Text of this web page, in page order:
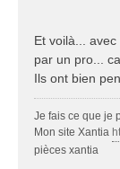
e
Et voilà...
par un pro...
Ils ont bien
Je fais ce que je
Mon site Xantia
pièces xantia